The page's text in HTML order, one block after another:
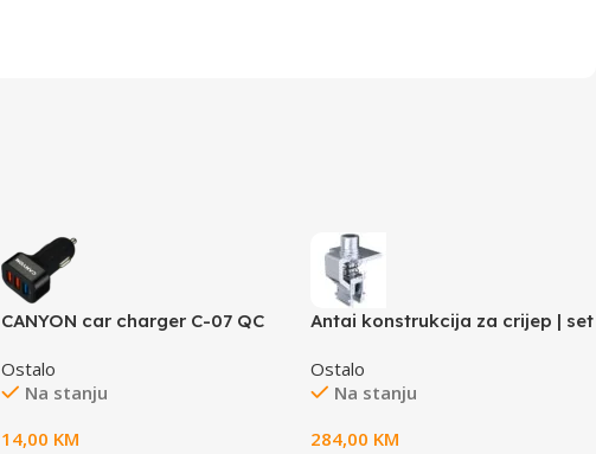
CANYON car charger C-07 QC
Ostalo
Na stanju
14,00 KM
Antai konstrukcija za crijep | set
Ostalo
Na stanju
284,00 KM